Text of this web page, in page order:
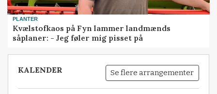
PLANTER
Kvælstofkaos på Fyn lammer landmænds
såplaner: - Jeg føler mig pisset på
KALENDER Se flere arrangementer